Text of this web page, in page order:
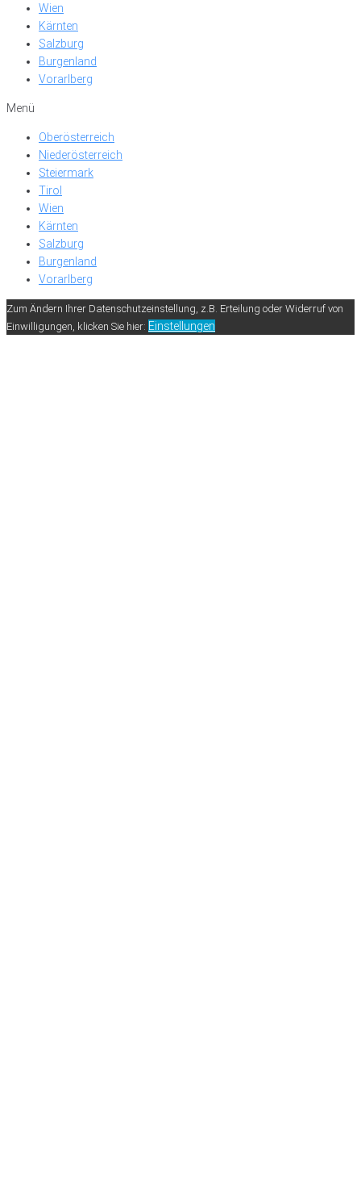
Wien
Kärnten
Salzburg
Burgenland
Vorarlberg
Menü
Oberösterreich
Niederösterreich
Steiermark
Tirol
Wien
Kärnten
Salzburg
Burgenland
Vorarlberg
Zum Ändern Ihrer Datenschutzeinstellung, z.B. Erteilung oder Widerruf von
Einwilligungen, klicken Sie hier: Einstellungen